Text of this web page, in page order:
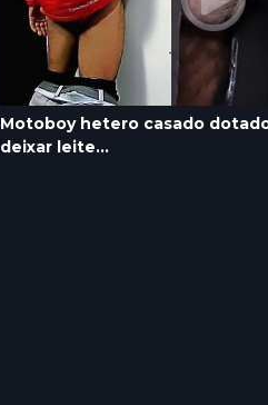
Motoboy hetero casado
deixar leite...